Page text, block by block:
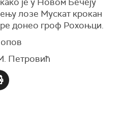
лозе Мускат крокан
донео гроф Рохоњци.
Петровић